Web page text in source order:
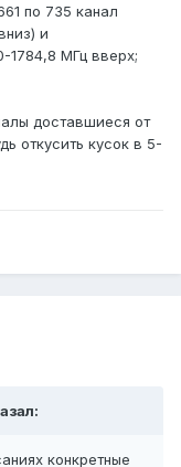
по 735 канал
и
1784,8 МГц вверх;
доставшиеся от
откусить кусок в 5-
конкретные